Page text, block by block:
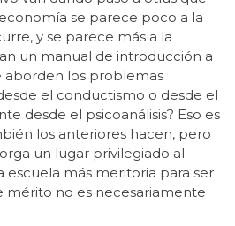
se parece poco a la
y se parece más a la
un manual de introducción a
aborden los problemas
el conductismo o desde el
desde el psicoanálisis? Eso es
los anteriores hacen, pero
un lugar privilegiado al
escuela más meritoria para ser
mérito no es necesariamente